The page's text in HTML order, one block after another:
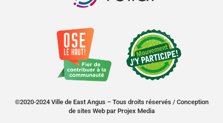
©2020-2024 Ville de East Angus – Tous droits réservés / Conception
de sites Webpar Projex Media